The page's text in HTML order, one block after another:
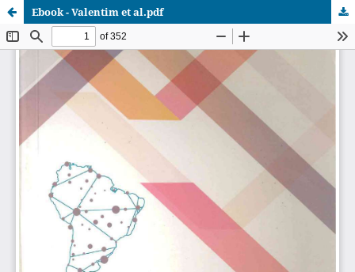
Ebook - Valentim et al.pdf